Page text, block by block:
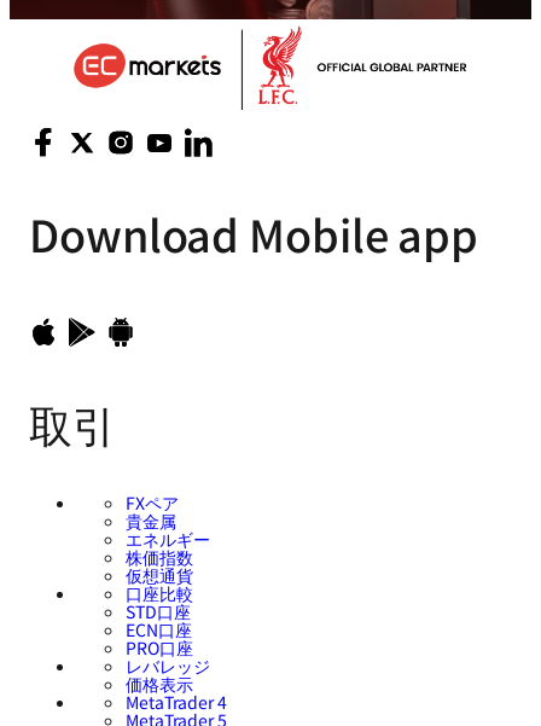
Download Mobile app
取引
FXペア
貴金属
エネルギー
株価指数
仮想通貨
口座比較
STD口座
ECN口座
PRO口座
レバレッジ
価格表示
MetaTrader 4
MetaTrader 5